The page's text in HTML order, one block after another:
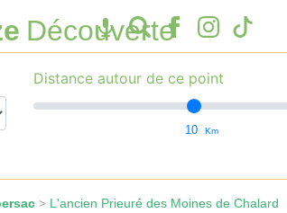
Découverte
Distance autour de ce point
10 Km
> L'ancien Prieuré des Moines de Chalard